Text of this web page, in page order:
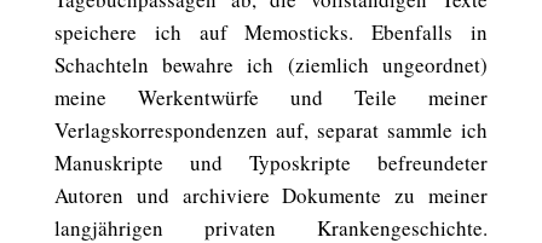
speichere ich auf Memosticks. Ebenfalls in
Schachteln bewahre ich (ziemlich ungeordnet)
meine Werkentwürfe und Teile meiner
Verlagskorrespondenzen auf, separat sammle ich
Manuskripte und Typoskripte befreundeter
Autoren und archiviere Dokumente zu meiner
langjährigen privaten Krankengeschichte.